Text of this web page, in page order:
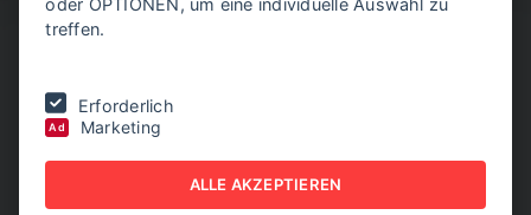
NEW BUSINESS - NR. 3,
APRIL 2019
oder OPTIONEN, um eine individuelle Auswahl zu
treffen.
Erforderlich
Ad Marketing
ALLE AKZEPTIEREN